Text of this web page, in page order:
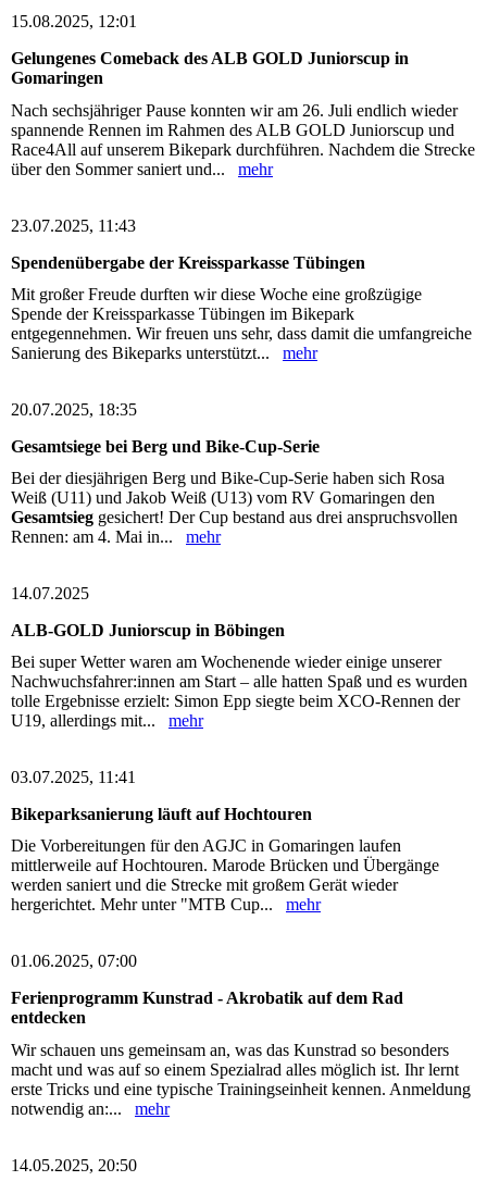
15.08.2025, 12:01
Gelungenes Comeback des ALB GOLD Juniorscup in
Gomaringen
Nach sechsjähriger Pause konnten wir am 26. Juli endlich wieder
spannende Rennen im Rahmen des ALB GOLD Juniorscup und
Race4All auf unserem Bikepark durchführen. Nachdem die Strecke
über den Sommer saniert und... mehr
23.07.2025, 11:43
Spendenübergabe der Kreissparkasse Tübingen
Mit großer Freude durften wir diese Woche eine großzügige
Spende der Kreissparkasse Tübingen im Bikepark
entgegennehmen. Wir freuen uns sehr, dass damit die umfangreiche
Sanierung des Bikeparks unterstützt... mehr
20.07.2025, 18:35
Gesamtsiege bei Berg und Bike-Cup-Serie
Bei der diesjährigen Berg und Bike-Cup-Serie haben sich Rosa
Weiß (U11) und Jakob Weiß (U13) vom RV Gomaringen den
Gesamtsieg gesichert! Der Cup bestand aus drei anspruchsvollen
Rennen: am 4. Mai in... mehr
14.07.2025
ALB-GOLD Juniorscup in Böbingen
Bei super Wetter waren am Wochenende wieder einige unserer
Nachwuchsfahrer:innen am Start – alle hatten Spaß und es wurden
tolle Ergebnisse erzielt: Simon Epp siegte beim XCO-Rennen der
U19, allerdings mit... mehr
03.07.2025, 11:41
Bikeparksanierung läuft auf Hochtouren
Die Vorbereitungen für den AGJC in Gomaringen laufen
mittlerweile auf Hochtouren. Marode Brücken und Übergänge
werden saniert und die Strecke mit großem Gerät wieder
hergerichtet. Mehr unter "MTB Cup... mehr
01.06.2025, 07:00
Ferienprogramm Kunstrad - Akrobatik auf dem Rad
entdecken
Wir schauen uns gemeinsam an, was das Kunstrad so besonders
macht und was auf so einem Spezialrad alles möglich ist. Ihr lernt
erste Tricks und eine typische Trainingseinheit kennen. Anmeldung
notwendig an:... mehr
14.05.2025, 20:50